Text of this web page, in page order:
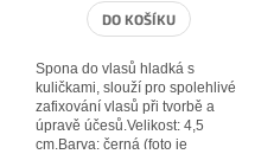
DO KOŠÍKU
Spona do vlasů hladká s
kuličkami, slouží pro spolehlivé
zafixování vlasů při tvorbě a
úpravě účesů.Velikost: 4,5
cm.Barva: černá (foto je